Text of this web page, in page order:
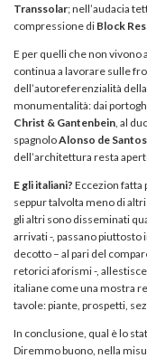
Transsolar; nell’audacia
compressione di Block
E per quelli che non vivono
continua a lavorare sulle
dell’autoreferenzialità
monumentalità: dai
Christ & Gantenbein , al
spagnoloAlonso de Santos
dell’architettura resta
E gli italiani? Eccezion fatta
seppur talvolta meno di
gli altri sono disseminati
arrivati -, passano
decotto – al pari del
retorici aforismi -,
italiane come una mostra
tavole: piante, prospetti,
In conclusione, qual è lo
Diremmo buono, nella